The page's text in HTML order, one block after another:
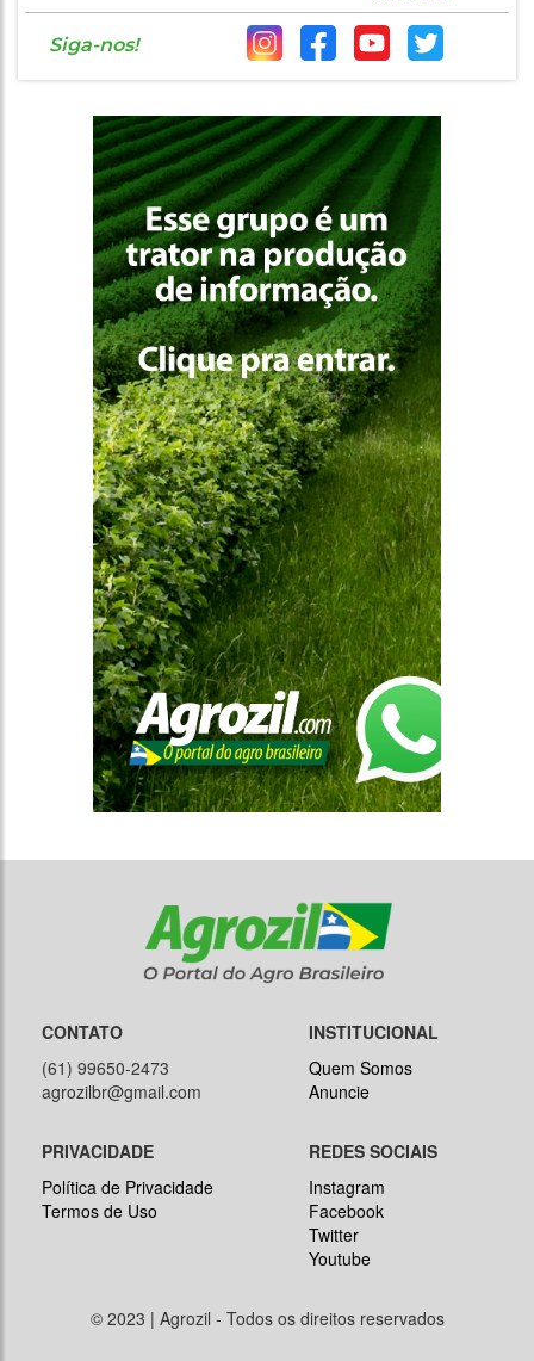
Siga-nos!
CONTATO
(61) 99650-2473
agrozilbr@gmail.com
INSTITUCIONAL
Quem Somos
Anuncie
PRIVACIDADE
Política de Privacidade
Termos de Uso
REDES SOCIAIS
Instagram
Facebook
Twitter
Youtube
© 2023 | Agrozil - Todos os direitos reservados